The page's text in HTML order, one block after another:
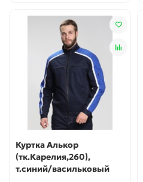
Куртка Алькор
(тк.Карелия,260),
т.синий/васильковый